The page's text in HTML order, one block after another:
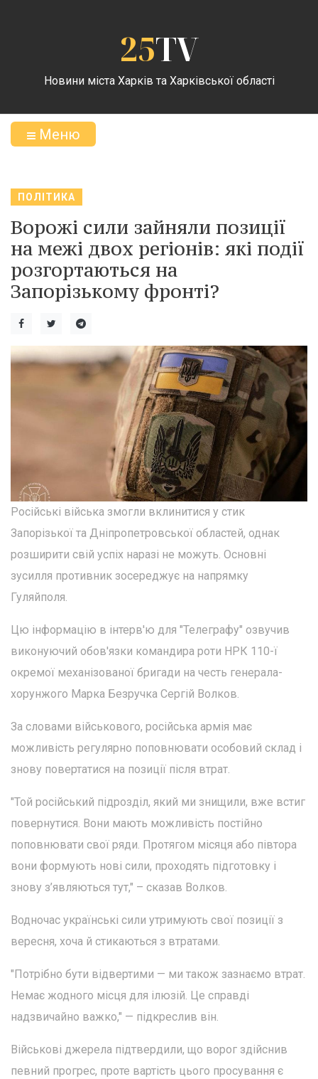
25TV
Новини міста Харків та Харківської області
Меню
ПОЛІТИКА
Ворожі сили зайняли позиції
на межі двох регіонів: які події
розгортаються на
Запорізькому фронті?
Російські війська змогли вклинитися у стик
Запорізької та Дніпропетровської областей, однак
розширити свій успіх наразі не можуть. Основні
зусилля противник зосереджує на напрямку
Гуляйполя.
Цю інформацію в інтерв'ю для "Телеграфу" озвучив
виконуючий обов'язки командира роти НРК 110-ї
окремої механізованої бригади на честь генерала-
хорунжого Марка Безручка Сергій Волков.
За словами військового, російська армія має
можливість регулярно поповнювати особовий склад і
знову повертатися на позиції після втрат.
"Той російський підрозділ, який ми знищили, вже встиг
повернутися. Вони мають можливість постійно
поповнювати свої ряди. Протягом місяця або півтора
вони формують нові сили, проходять підготовку і
знову з’являються тут," – сказав Волков.
Водночас українські сили утримують свої позиції з
вересня, хоча й стикаються з втратами.
"Потрібно бути відвертими — ми також зазнаємо втрат.
Немає жодного місця для ілюзій. Це справді
надзвичайно важко," — підкреслив він.
Військові джерела підтвердили, що ворог здійснив
певний прогрес, проте вартість цього просування є